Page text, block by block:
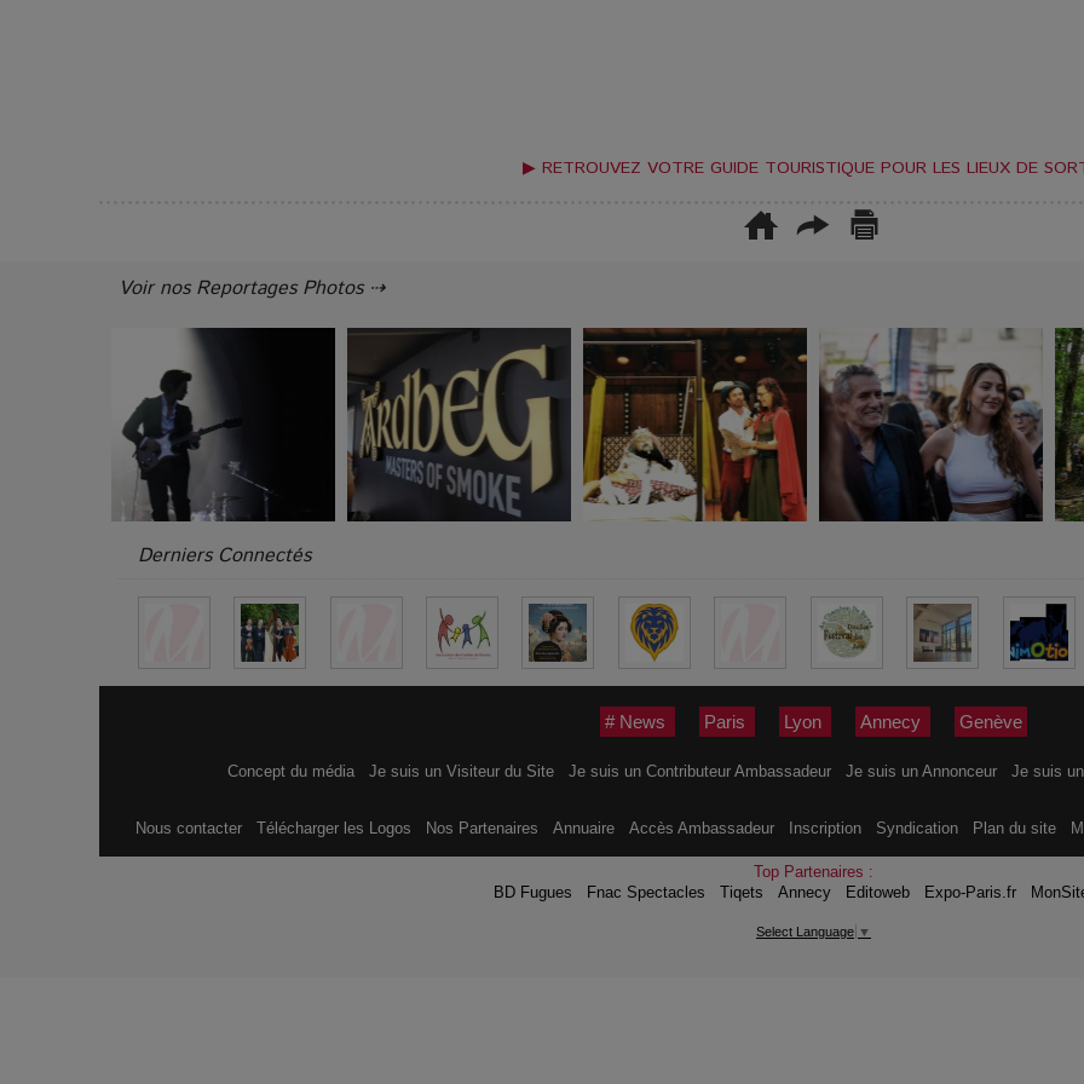
▶ RETROUVEZ VOTRE GUIDE TOURISTIQUE POUR LES LIEUX DE
Voir nos Reportages Photos ⇢
Derniers Connectés
# News Paris Lyon Annecy Genève
Concept du média Je suis un Visiteur du Site Je suis un Contributeur Ambassadeur Je suis un Annonceur Je suis
Nous contacter Télécharger les Logos Nos Partenaires Annuaire Accès Ambassadeur Inscription Syndication Plan du site
Top Partenaires :
BD Fugues
Fnac Spectacles Tiqets Annecy Editoweb Expo-Paris.fr
Select Language ▼